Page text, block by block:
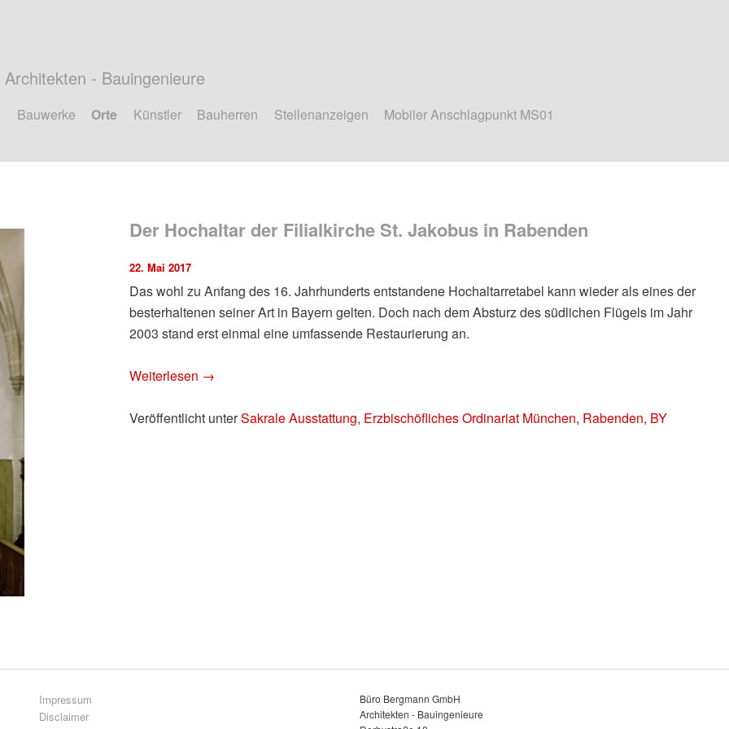
Architekten - Bauingenieure
Bauwerke Orte Künstler Bauherren Stellenanzeigen Mobiler Anschlagpunkt MS01
Der Hochaltar der Filialkirche St. Jakobus in Rabenden
22. Mai 2017
Das wohl zu Anfang des 16. Jahrhunderts entstandene Hochaltarretabel kann wieder als eines der
besterhaltenen seiner Art in Bayern gelten. Doch nach dem Absturz des südlichen Flügels im Jahr
2003 stand erst einmal eine umfassende Restaurierung an.
Weiterlesen →
Veröffentlicht unterSakrale Ausstattung, Erzbischöfliches Ordinariat München, Rabenden, BY
Impressum
Disclaimer
Büro Bergmann GmbH
Architekten - Bauingenieure